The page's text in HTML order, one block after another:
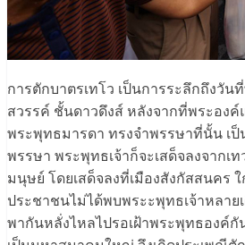
การตักบาตรเทโว เป็นการระลึกถึงวัน
สวรรค์ ชั้นดาวดึงส์ หลังจากที่พระอง
พระพุทธมารดา ทรงจำพรรษาที่นั้น เป็
พรรษา พระพุทธเจ้าก็จะเสด็จลงจากเ
มนุษย์ โดยเสด็จลงที่เมืองสังกัสสนคร
ประชาชนไม่ได้พบพระะพุทธเจ้าหลาย
พากันหลั่งไหลไปรอเฝ้าพระพุทธองค์กั